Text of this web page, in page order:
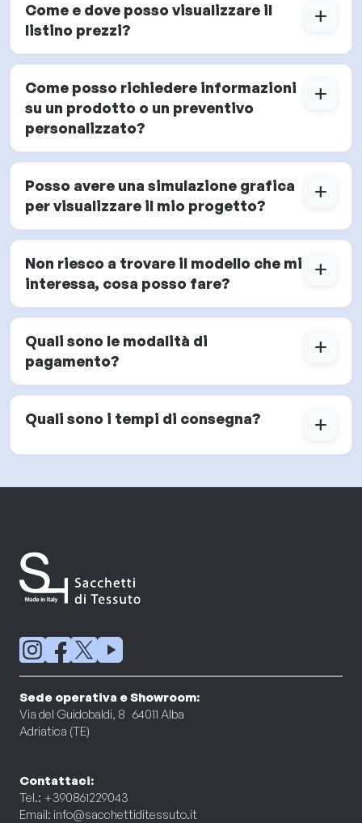
Come e dove posso visualizzare il
listino prezzi?
add
Come posso richiedere informazioni
su un prodotto o un preventivo
personalizzato?
add
Posso avere una simulazione grafica
per visualizzare il mio progetto?
add
Non riesco a trovare il modello che mi
interessa, cosa posso fare?
add
Quali sono le modalità di
pagamento?
add
Quali sono i tempi di consegna? add
Sede operativa e Showroom:
Via del Guidobaldi, 8 64011 Alba
Adriatica (TE)
Contattaci:
Tel.: +390861229043
Email: info@sacchettiditessuto.it